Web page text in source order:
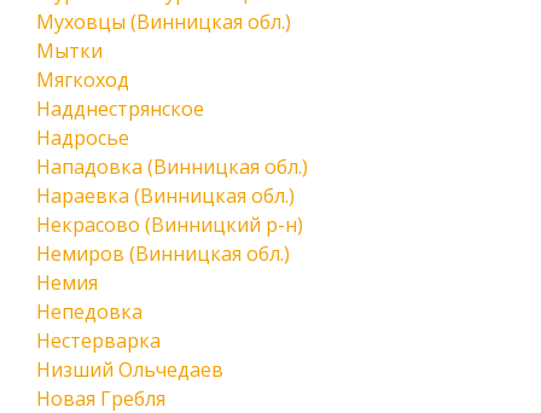
Муховцы (Винницкая обл.)
Мытки
Мягкоход
Надднестрянское
Надросье
Нападовка (Винницкая обл.)
Нараевка (Винницкая обл.)
Некрасово (Винницкий р-н)
Немиров (Винницкая обл.)
Немия
Непедовка
Нестерварка
Низший Ольчедаев
Новая Гребля